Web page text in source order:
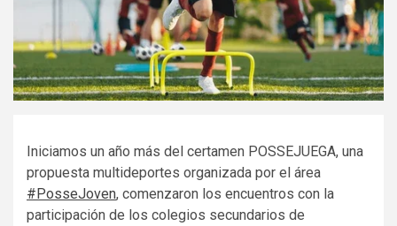
Iniciamos un año más del certamen POSSEJUEGA, una
propuesta multideportes organizada por el área
#PosseJoven, comenzaron los encuentros con la
participación de los colegios secundarios de